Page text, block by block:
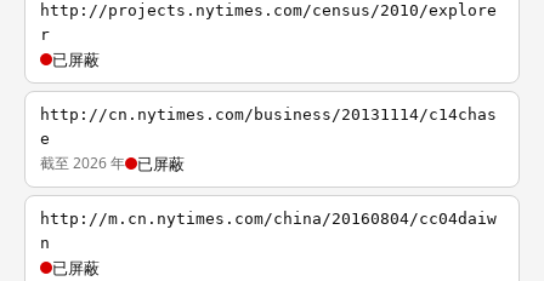
http://projects.nytimes.com/census/2010/explore
r
已屏蔽
http://cn.nytimes.com/business/20131114/c14chas
e
截至 2026 年 已屏蔽
http://m.cn.nytimes.com/china/20160804/cc04daiw
n
已屏蔽